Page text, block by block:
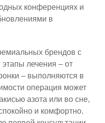
конференциях и
в
брендов с
лечения – от
– выполняются в
операция может
азота или во сне,
и комфортно.